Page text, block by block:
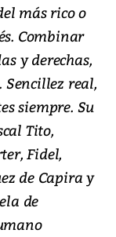
más rico o
Combinar
y derechas,
Sencillez real,
siempre. Su
Tito,
Fidel,
de Capira y
de